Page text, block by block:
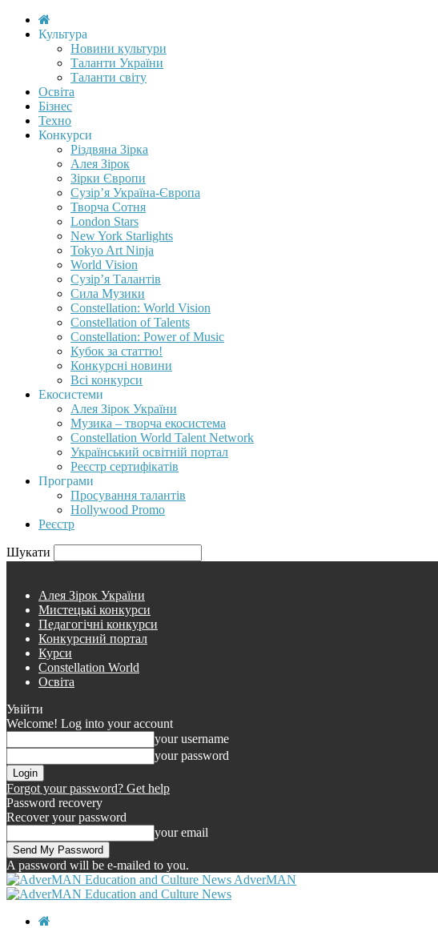
Культура
Новини культури
Таланти України
Таланти світу
Освіта
Бізнес
Техно
Конкурси
Різдвяна Зірка
Алея Зірок
Зірки Європи
Сузір’я Україна-Європа
Творча Сотня
London Stars
New York Starlights
Tokyo Art Ninja
World Vision
Сузір’я Талантів
Сила Музики
Constellation: World Vision
Constellation of Talents
Constellation: Power of Music
Кубок за статтю!
Конкурсні новини
Всі конкурси
Екосистеми
Алея Зірок України
Музика – творча екосистема
Constellation World Talent Network
Український освітній портал
Реєстр сертифікатів
Програми
Просування талантів
Hollywood Promo
Реєстр
Шукати
Алея Зірок України
Мистецькі конкурси
Педагогічні конкурси
Конкурсний портал
Курси
Constellation World
Освіта
Увійти
Welcome! Log into your account
your username
your password
Forgot your password? Get help
Password recovery
Recover your password
your email
A password will be e-mailed to you.
AdverMAN